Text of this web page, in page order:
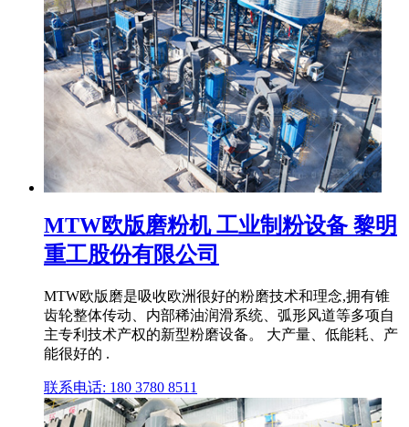
MTW欧版磨粉机 工业制粉设备 黎明
重工股份有限公司
MTW欧版磨是吸收欧洲很好的粉磨技术和理念,拥有锥
齿轮整体传动、内部稀油润滑系统、弧形风道等多项自
主专利技术产权的新型粉磨设备。 大产量、低能耗、产
能很好的 .
联系电话: 180 3780 8511